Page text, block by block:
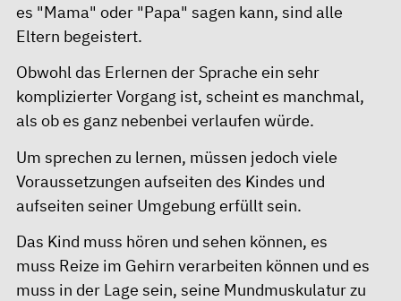
es "Mama" oder "Papa" sagen kann, sind alle
Eltern begeistert.
Obwohl das Erlernen der Sprache ein sehr
komplizierter Vorgang ist, scheint es manchmal,
als ob es ganz nebenbei verlaufen würde.
Um sprechen zu lernen, müssen jedoch viele
Voraussetzungen aufseiten des Kindes und
aufseiten seiner Umgebung erfüllt sein.
Das Kind muss hören und sehen können, es
muss Reize im Gehirn verarbeiten können und es
muss in der Lage sein, seine Mundmuskulatur zu